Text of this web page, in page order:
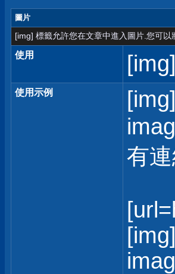
圖片
[img] 標籤允許您在文章中進入圖片.您可
使用
使用示例
有